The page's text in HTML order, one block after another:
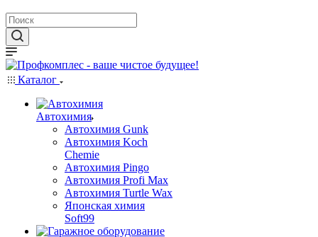
Каталог
Автохимия
Автохимия Gunk
Автохимия Koch
Chemie
Автохимия Pingo
Автохимия Profi Max
Автохимия Turtle Wax
Японская химия
Soft99